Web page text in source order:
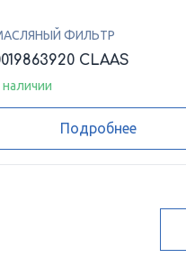
ФИЛЬТР
CLAAS
наличии
Подробнее